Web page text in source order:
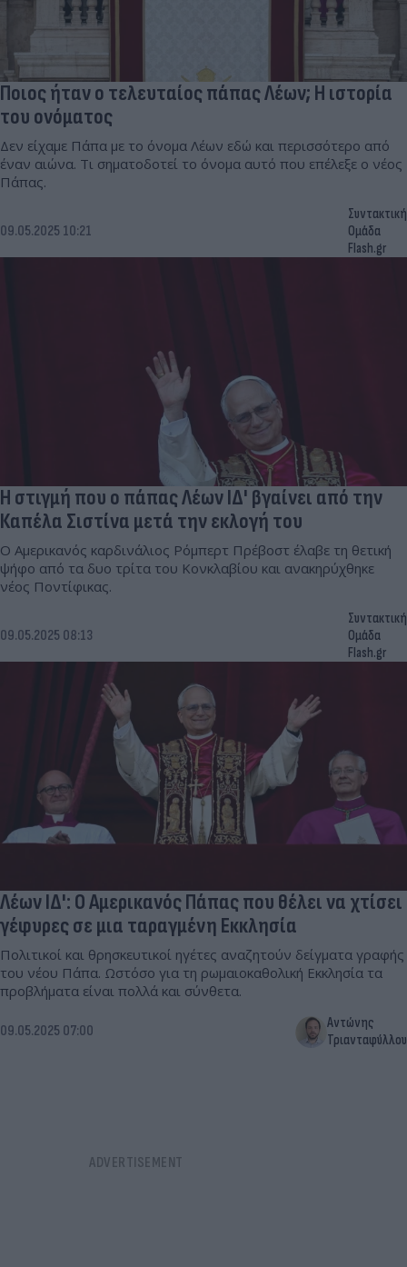
Ποιος ήταν ο τελευταίος πάπας Λέων; Η ιστορία
του ονόματος
Δεν είχαμε Πάπα με το όνομα Λέων εδώ και περισσότερο από
έναν αιώνα. Τι σηματοδοτεί το όνομα αυτό που επέλεξε ο νέος
Πάπας.
09.05.2025 10:21
Συντακτική
Ομάδα
Flash.gr
Η στιγμή που ο πάπας Λέων ΙΔ' βγαίνει από την
Καπέλα Σιστίνα μετά την εκλογή του
Ο Αμερικανός καρδινάλιος Ρόμπερτ Πρέβοστ έλαβε τη θετική
ψήφο από τα δυο τρίτα του Κονκλαβίου και ανακηρύχθηκε
νέος Ποντίφικας.
09.05.2025 08:13
Συντακτική
Ομάδα
Flash.gr
Λέων ΙΔ': Ο Αμερικανός Πάπας που θέλει να χτίσει
γέφυρες σε μια ταραγμένη Εκκλησία
Πολιτικοί και θρησκευτικοί ηγέτες αναζητούν δείγματα γραφής
του νέου Πάπα. Ωστόσο για τη ρωμαιοκαθολική Εκκλησία τα
προβλήματα είναι πολλά και σύνθετα.
09.05.2025 07:00
Αντώνης
Τριανταφύλλου